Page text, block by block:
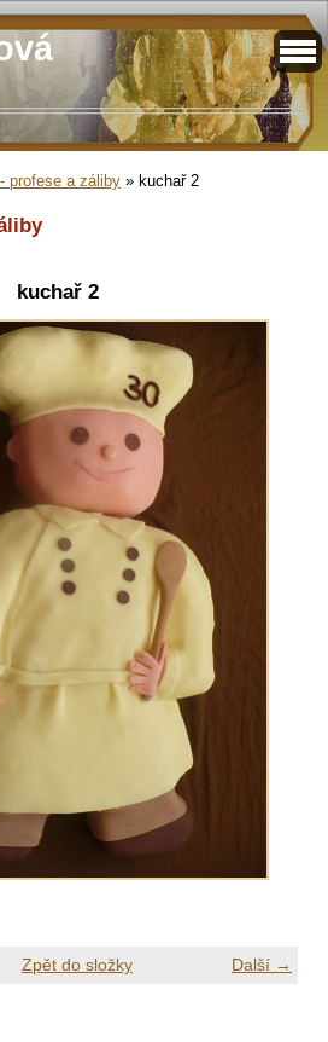
profese a záliby » kuchař 2
kuchař 2
Další →
Zpět do složky